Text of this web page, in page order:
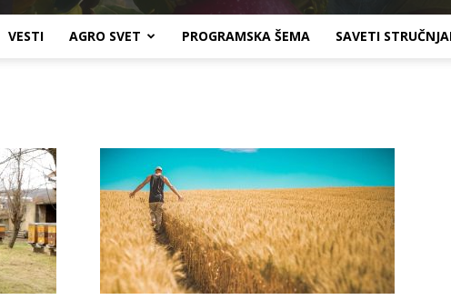
TV
VESTI AGRO SVET PROGRAMSKA ŠEMA SAVETI